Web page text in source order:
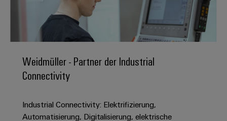
werden.
Datencenter
und
Produkte
für
effizient,
zuverlässig,
Anschlusstechnologie
u-
OS
Computing
Leiterplattenklemmen
Gehäusesysteme
und
komponenten
und
-
Fast
Delivery
Beratung
und
digitale
uns
Promotionfahrzeug
Distribution
für
Weidmüller
Zahlen
Fakten
Unser
Nachhaltigkeit
Stellen
für
Berufserfahrene
Für
Werkstudententätigkeiten
Weidmüller - Partner der Industrial
Connectivity
Industrial Connectivity: Elektrifizierung,
Automatisierung, Digitalisierung, elektrische